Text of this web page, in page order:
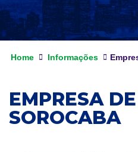
Home Informações
EMPRESA
SOROCABA